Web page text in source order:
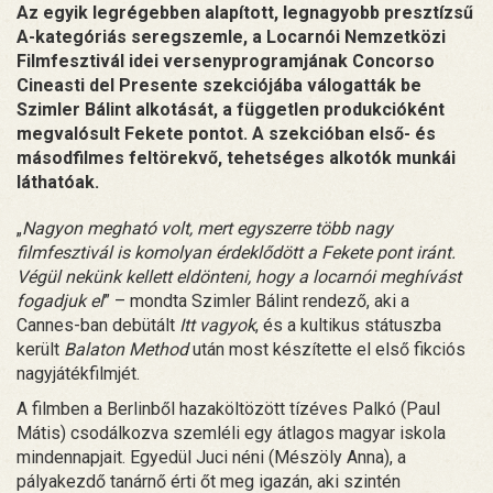
Az egyik legrégebben alapított, legnagyobb presztízsű
A-kategóriás seregszemle, a Locarnói Nemzetközi
Filmfesztivál idei versenyprogramjának Concorso
Cineasti del Presente szekciójába válogatták be
Szimler Bálint alkotását, a független produkcióként
megvalósult Fekete pontot. A szekcióban első- és
másodfilmes feltörekvő, tehetséges alkotók munkái
láthatóak.
„Nagyon megható volt, mert egyszerre több nagy
filmfesztivál is komolyan érdeklődött a Fekete pont iránt.
Végül nekünk kellett eldönteni, hogy a locarnói meghívást
fogadjuk el” – mondta Szimler Bálint rendező, aki a
Cannes-ban debütált Itt vagyok, és a kultikus státuszba
került Balaton Methodután most készítette el első fikciós
nagyjátékfilmjét.
A filmben a Berlinből hazaköltözött tízéves Palkó (Paul
Mátis) csodálkozva szemléli egy átlagos magyar iskola
mindennapjait. Egyedül Juci néni (Mészöly Anna), a
pályakezdő tanárnő érti őt meg igazán, aki szintén